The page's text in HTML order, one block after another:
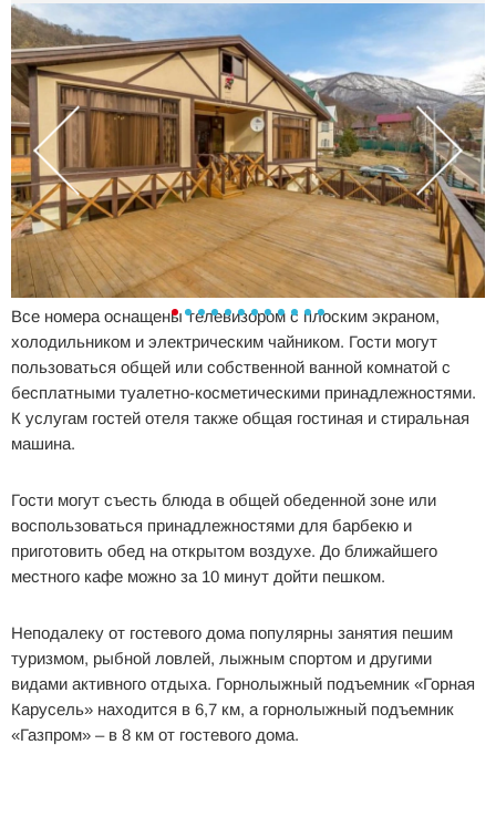
Все номера оснащены телевизором с плоским экраном,
холодильником и электрическим чайником. Гости могут
пользоваться общей или собственной ванной комнатой с
бесплатными туалетно-косметическими принадлежностями.
К услугам гостей отеля также общая гостиная и стиральная
машина.
Гости могут съесть блюда в общей обеденной зоне или
воспользоваться принадлежностями для барбекю и
приготовить обед на открытом воздухе. До ближайшего
местного кафе можно за 10 минут дойти пешком.
Неподалеку от гостевого дома популярны занятия пешим
туризмом, рыбной ловлей, лыжным спортом и другими
видами активного отдыха. Горнолыжный подъемник «Горная
Карусель» находится в 6,7 км, а горнолыжный подъемник
«Газпром» – в 8 км от гостевого дома.